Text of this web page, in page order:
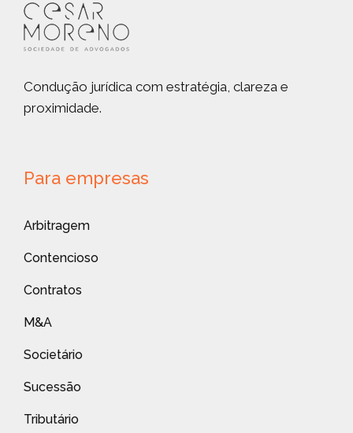
Condução jurídica com estratégia, clareza e
proximidade.
Para empresas
Arbitragem
Contencioso
Contratos
M&A
Societário
Sucessão
Tributário